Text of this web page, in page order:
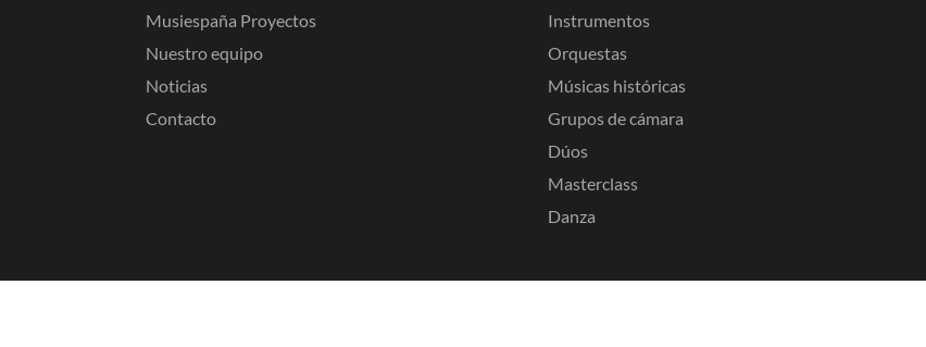
Musiespaña Proyectos
Nuestro equipo
Noticias
Contacto
Instrumentos
Orquestas
Músicas históricas
Grupos de cámara
Dúos
Masterclass
Danza